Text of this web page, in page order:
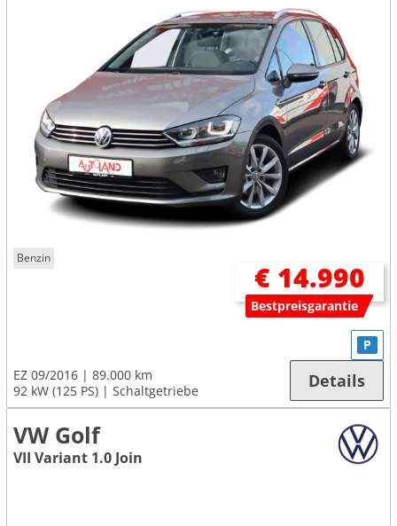
Benzin
€ 14.990
Bestpreisgarantie
EZ 09/2016
89.000 km
92 kW (125 PS)
Schaltgetriebe
P
Details
VW Golf
VII Variant 1.0 Join